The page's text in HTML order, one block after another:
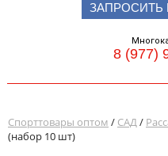
ЗАПРОСИТЬ
8 (977)
Спорттовары оптом / САД/
(набор 10 шт)